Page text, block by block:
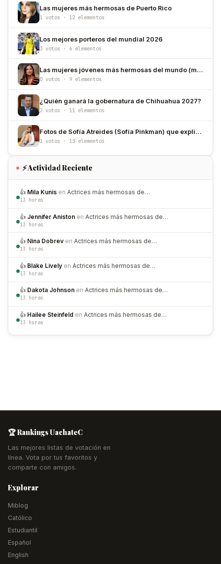
Las mujeres más hermosas de Puerto Rico
1 votos · 12 elementos
Los mejores porteros del mundial 2026
3 votos · 6 elementos
Las mujeres jóvenes más hermosas del mundo (menores de 30 años)
0 votos · 9 elementos
¿Quién ganará la gobernatura de Chihuahua 2027?
2 votos · 11 elementos
Fotos de Sofía Atreides (Sofía Pinkman) que explican por qué la amamos
1 votos · 13 elementos
⚡ Actividad Reciente
👍 Mila Kunis en Actrices más hermosas de…
13 horas
👍 Jennifer Aniston en Actrices más hermosas de…
13 horas
👍 Nina Dobrev en Actrices más hermosas de…
13 horas
👍 Blake Lively en Actrices más hermosas de…
13 horas
👍 Dakota Johnson en Actrices más hermosas de…
13 horas
👍 Hailee Steinfeld en Actrices más hermosas de…
13 horas
🏆 Rankings UachateC
Las mejores listas de votación en
línea. Vota por tus favoritos y
comparte con amigos.
Explorar
Miblog
Católico
Estudiantil
Español
English